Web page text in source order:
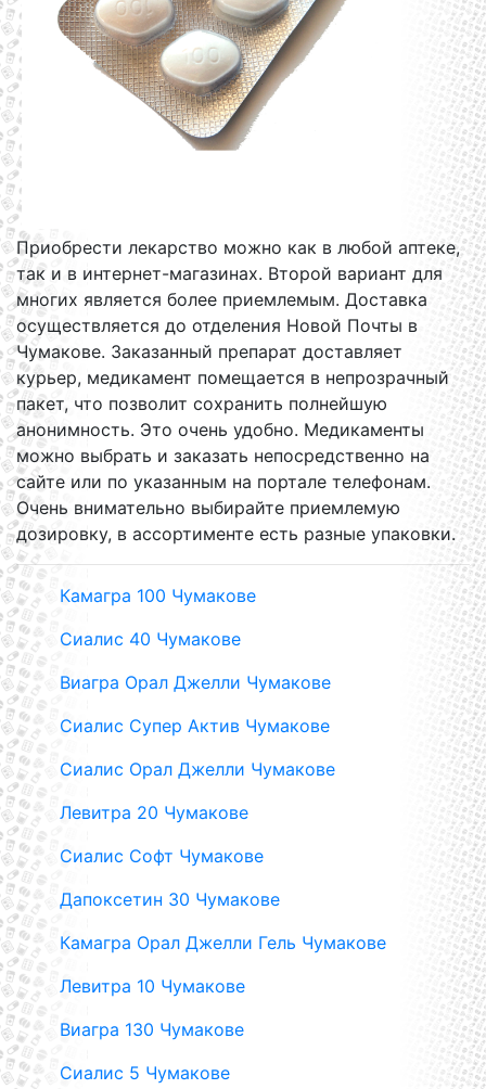
Приобрести лекарство можно как в любой аптеке,
так и в интернет-магазинах. Второй вариант для
многих является более приемлемым. Доставка
осуществляется до отделения Новой Почты в
Чумакове. Заказанный препарат доставляет
курьер, медикамент помещается в непрозрачный
пакет, что позволит сохранить полнейшую
анонимность. Это очень удобно. Медикаменты
можно выбрать и заказать непосредственно на
сайте или по указанным на портале телефонам.
Очень внимательно выбирайте приемлемую
дозировку, в ассортименте есть разные упаковки.
Камагра 100 Чумакове
Сиалис 40 Чумакове
Виагра Орал Джелли Чумакове
Сиалис Супер Актив Чумакове
Сиалис Орал Джелли Чумакове
Левитра 20 Чумакове
Сиалис Софт Чумакове
Дапоксетин 30 Чумакове
Камагра Орал Джелли Гель Чумакове
Левитра 10 Чумакове
Виагра 130 Чумакове
Сиалис 5 Чумакове